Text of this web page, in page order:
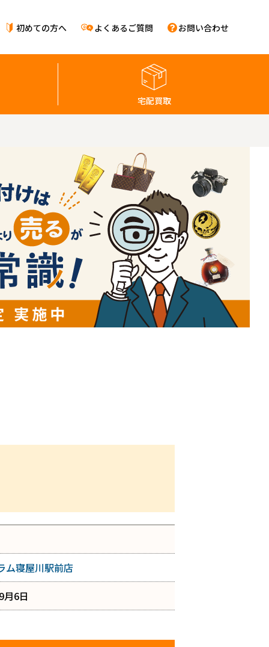
初めての方へ よくあるご質問 お問い合わせ
宅配買取
ム寝屋川駅前店
月6日